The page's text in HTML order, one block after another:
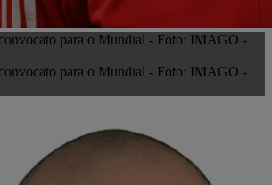
para o Mundial - Foto: IMAGO -
para o Mundial - Foto: IMAGO -